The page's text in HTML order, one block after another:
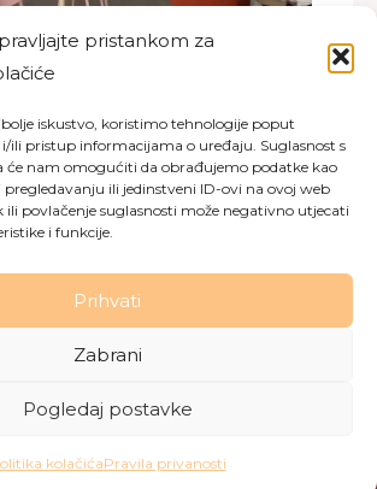
pristankom za
iskustvo, koristimo tehnologije poput
ili pristup informacijama o uređaju. Suglasnost s
nam omogućiti da obrađujemo podatke kao
ili jedinstveni ID-ovi na ovoj web
ili povlačenje suglasnosti može negativno utjecati
i funkcije.
Prihvati
Zabrani
Pogledaj postavke
kolačićaPravila privanosti
o prevenciji širenja
u Domu za starije osobe Labin
edukacije u sklopu programa…
privatnosti |Politika kolačića